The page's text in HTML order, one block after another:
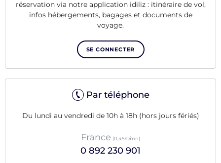
réservation via notre application idiliz : itinéraire de vol,
infos hébergements, bagages et documents de
voyage.
SE CONNECTER
Par téléphone
Du lundi au vendredi de 10h à 18h (hors jours fériés)
France (0,45€/mn)
0 892 230 901